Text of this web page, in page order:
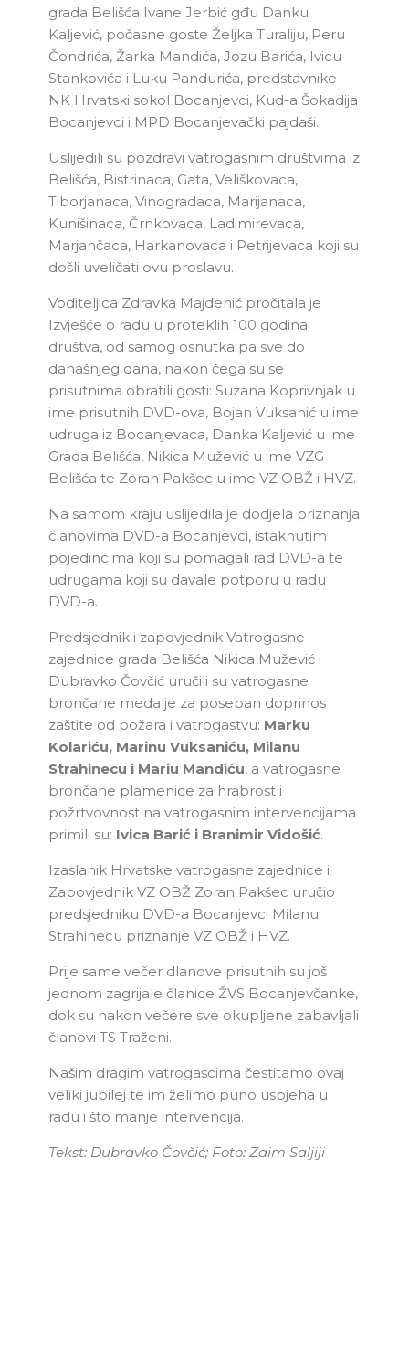
grada Belišća Ivane Jerbić gđu Danku
Kaljević, počasne goste Željka Turaliju, Peru
Čondrića, Žarka Mandića, Jozu Barića, Ivicu
Stankovića i Luku Pandurića, predstavnike
NK Hrvatski sokol Bocanjevci, Kud-a Šokadija
Bocanjevci i MPD Bocanjevački pajdaši.
Uslijedili su pozdravi vatrogasnim društvima iz
Belišća, Bistrinaca, Gata, Veliškovaca,
Tiborjanaca, Vinogradaca, Marijanaca,
Kunišinaca, Črnkovaca, Ladimirevaca,
Marjančaca, Harkanovaca i Petrijevaca koji su
došli uveličati ovu proslavu.
Voditeljica Zdravka Majdenić pročitala je
Izvješće o radu u proteklih 100 godina
društva, od samog osnutka pa sve do
današnjeg dana, nakon čega su se
prisutnima obratili gosti: Suzana Koprivnjak u
ime prisutnih DVD-ova, Bojan Vuksanić u ime
udruga iz Bocanjevaca, Danka Kaljević u ime
Grada Belišća, Nikica Mužević u ime VZG
Belišća te Zoran Pakšec u ime VZ OBŽ i HVZ.
Na samom kraju uslijedila je dodjela priznanja
članovima DVD-a Bocanjevci, istaknutim
pojedincima koji su pomagali rad DVD-a te
udrugama koji su davale potporu u radu
DVD-a.
Predsjednik i zapovjednik Vatrogasne
zajednice grada Belišća Nikica Mužević i
Dubravko Čovčić uručili su vatrogasne
brončane medalje za poseban doprinos
zaštite od požara i vatrogastvu: Marku
Kolariću, Marinu Vuksaniću, Milanu
Strahinecu i Mariu Mandiću, a vatrogasne
brončane plamenice za hrabrost i
požrtvovnost na vatrogasnim intervencijama
primili su: Ivica Barić i Branimir Vidošić.
Izaslanik Hrvatske vatrogasne zajednice i
Zapovjednik VZ OBŽ Zoran Pakšec uručio
predsjedniku DVD-a Bocanjevci Milanu
Strahinecu priznanje VZ OBŽ i HVZ.
Prije same večer dlanove prisutnih su još
jednom zagrijale članice ŽVS Bocanjevčanke,
dok su nakon večere sve okupljene zabavljali
članovi TS Traženi.
Našim dragim vatrogascima čestitamo ovaj
veliki jubilej te im želimo puno uspjeha u
radu i što manje intervencija.
Tekst: Dubravko Čovčić; Foto: Zaim Saljiji